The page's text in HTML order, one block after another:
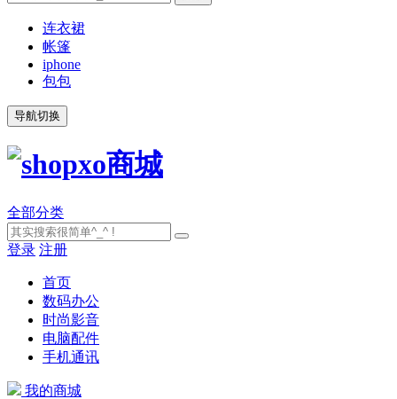
连衣裙
帐篷
iphone
包包
导航切换
全部分类
登录 注册
首页
数码办公
时尚影音
电脑配件
手机通讯
我的商城